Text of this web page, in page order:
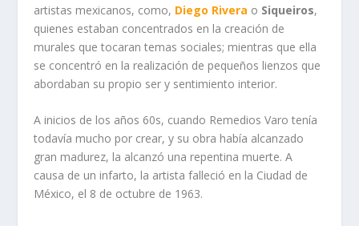
artistas mexicanos, como, Diego Rivera o Siqueiros,
quienes estaban concentrados en la creación de
murales que tocaran temas sociales; mientras que ella
se concentró en la realización de pequeños lienzos que
abordaban su propio ser y sentimiento interior.
A inicios de los años 60s, cuando Remedios Varo tenía
todavía mucho por crear, y su obra había alcanzado
gran madurez, la alcanzó una repentina muerte. A
causa de un infarto, la artista falleció en la Ciudad de
México, el 8 de octubre de 1963.